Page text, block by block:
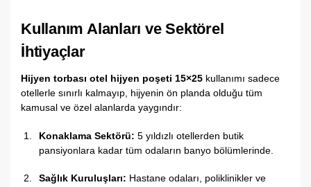
Kullanım Alanları ve Sektörel
İhtiyaçlar
Hijyen torbası otel hijyen poşeti 15×25 kullanımı sadece
otellerle sınırlı kalmayıp, hijyenin ön planda olduğu tüm
kamusal ve özel alanlarda yaygındır:
Konaklama Sektörü: 5 yıldızlı otellerden butik
pansiyonlara kadar tüm odaların banyo bölümlerinde.
Sağlık Kuruluşları: Hastane odaları, poliklinikler ve